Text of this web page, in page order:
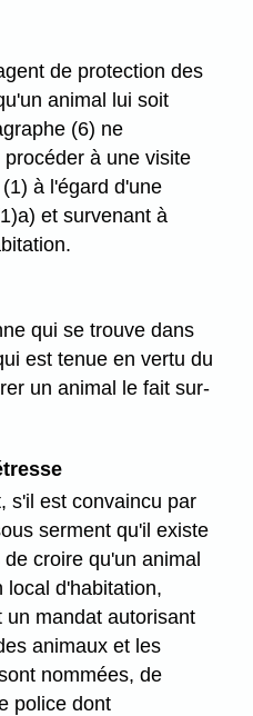
de protection des
animal lui soit
(6) ne
procéder à une visite
à l'égard d'une
et survenant à
qui se trouve dans
est tenue en vertu du
un animal le fait sur-
s'il est convaincu par
serment qu'il existe
croire qu'un animal
local d'habitation,
mandat autorisant
animaux et les
nommées, de
police dont